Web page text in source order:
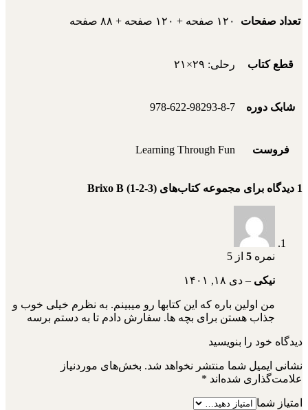
تعداد صفحات ۱۲۰ صفحه + ۱۲۰ صفحه + ۸۸ صفحه
قطع کتاب رحلی: ۲۹×۲۱
شابک دوره 978-622-98293-8-7
فروست Learning Through Fun
1 دیدگاه برای مجموعه کتاب‌های Brixo B (1-2-3)
نمره 5 از 5
نیکی – دی ۱۸, ۱۴۰۱
من اولین باره که این کتابها رو میبینم. به نظرم خیلی خوب و
جذاب هستن برای بچه ها. سفارش دادم تا به دستم برسه
دیدگاه خود را بنویسید
نشانی ایمیل شما منتشر نخواهد شد. بخش‌های موردنیاز
علامت‌گذاری شده‌اند *
امتیاز شما